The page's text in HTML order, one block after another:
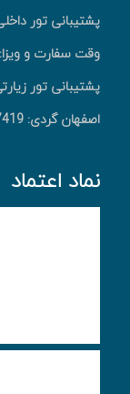
پشتیبانی تور داخلی:
وقت سفارت و ویزا:
پشتیبانی تور زیارتی:
اصفهان گردی: 09020937419
نماد اعتماد